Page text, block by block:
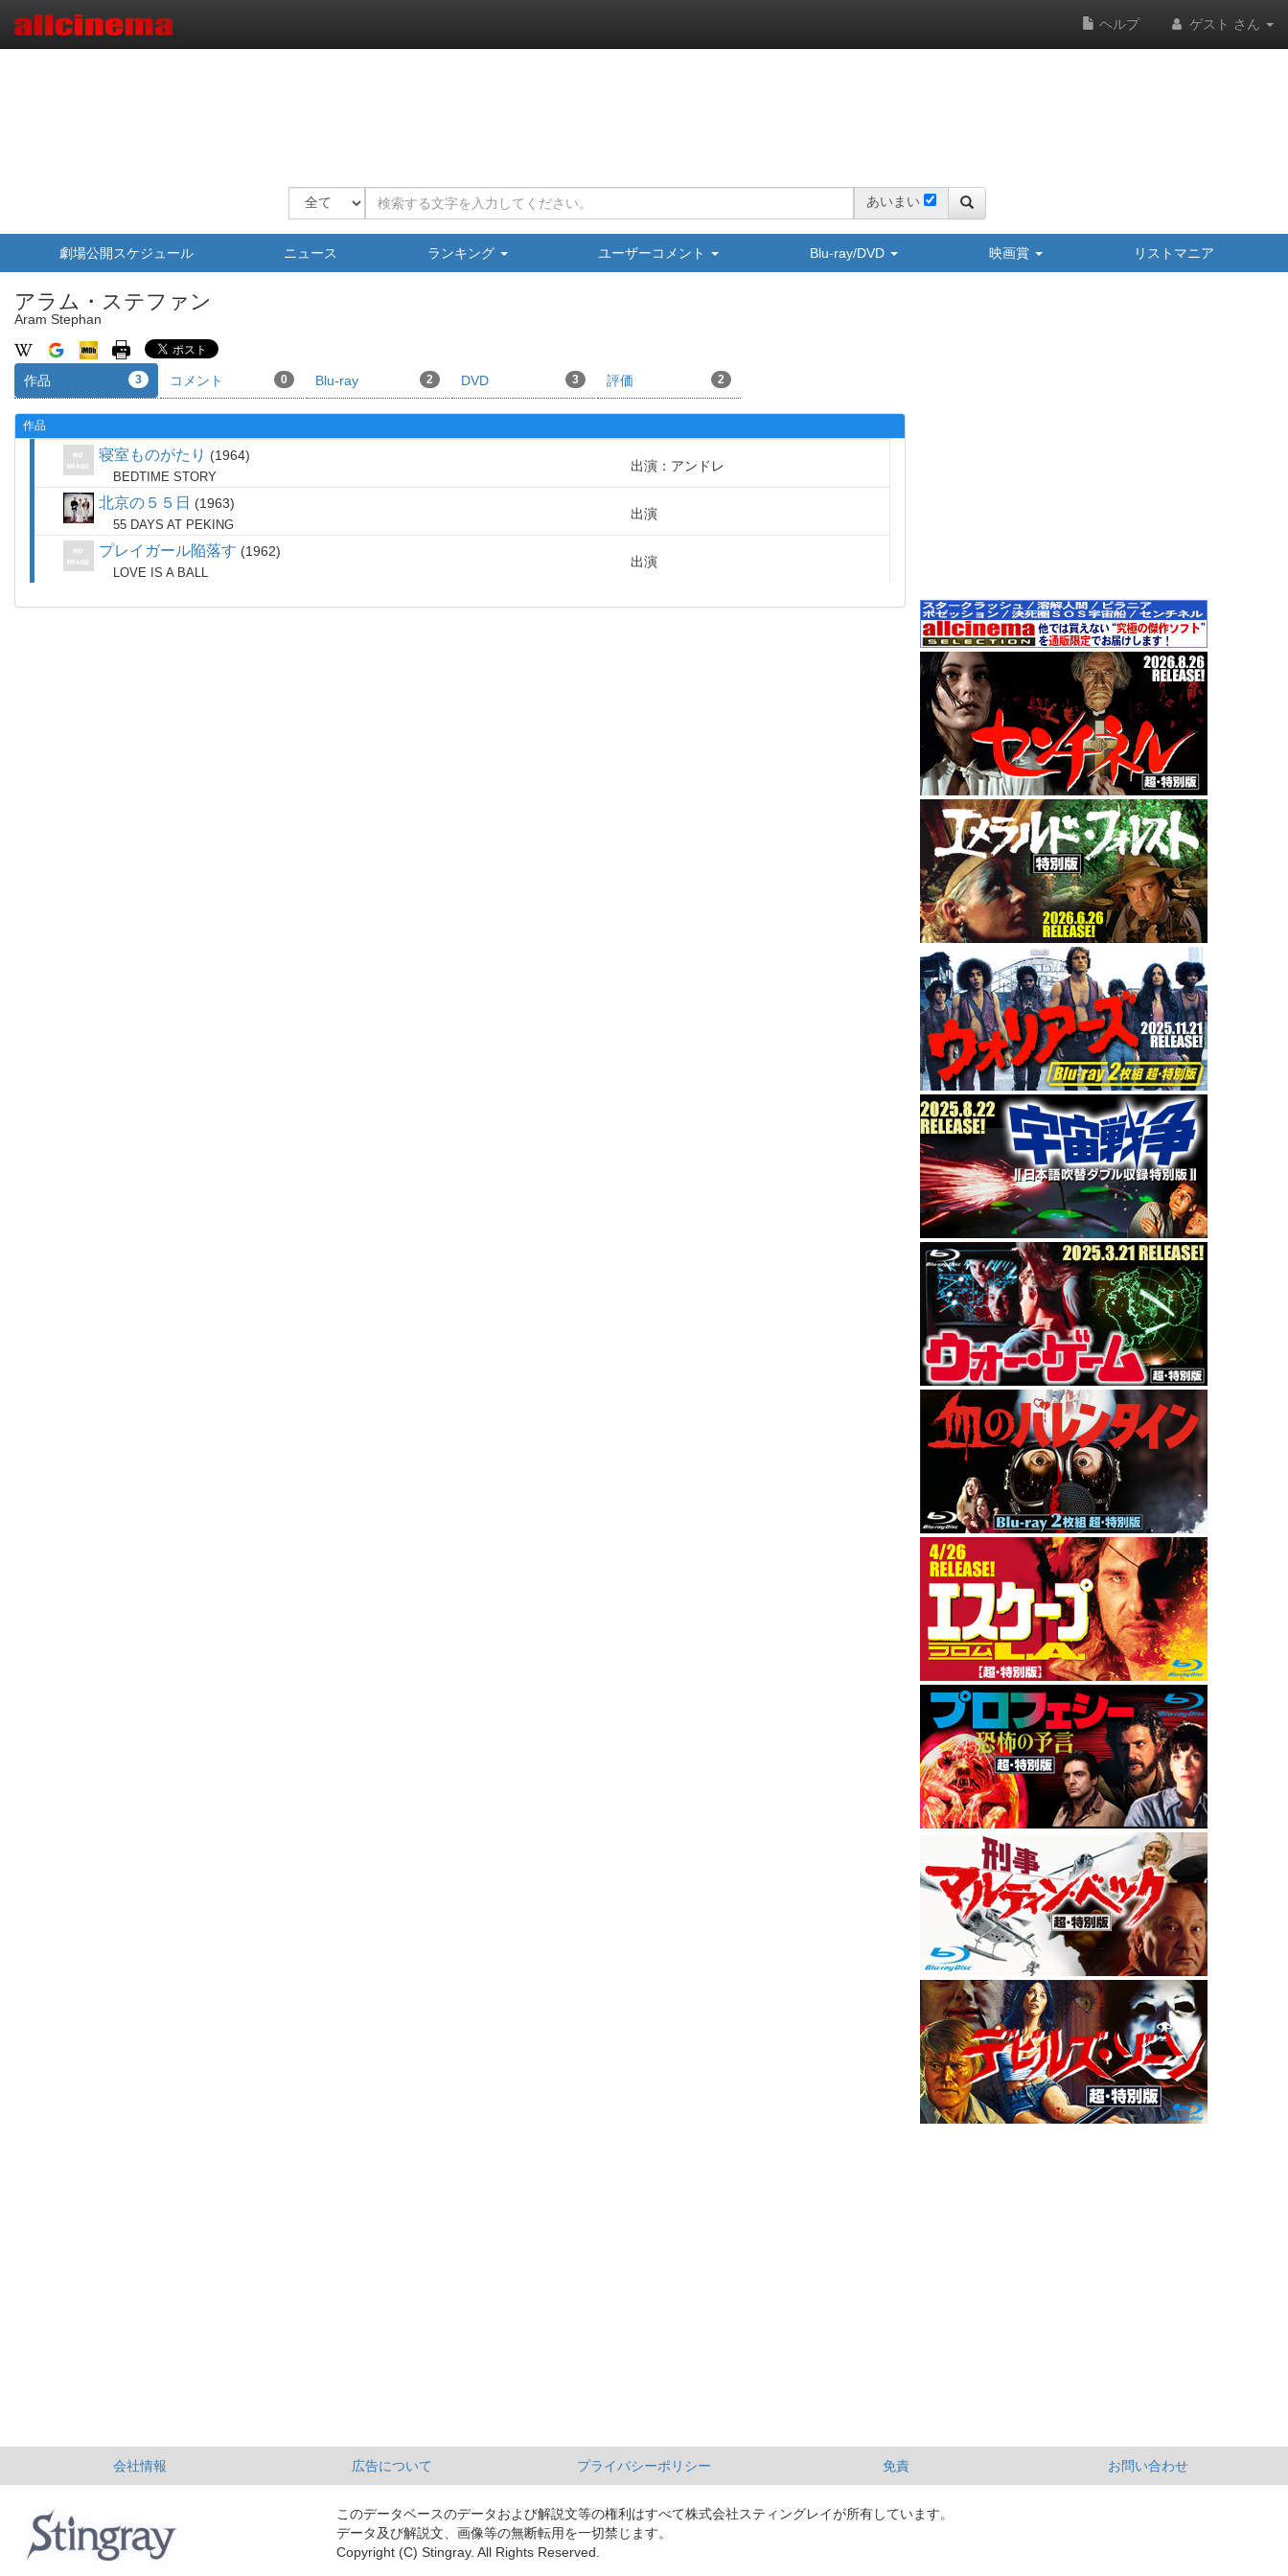
ヘルプ ゲスト さん
あいまい
劇場公開スケジュール ニュース ランキング ユーザーコメント Blu-ray/DVD 映画賞 リストマニア
アラム・ステファン
Aram Stephan
作品 3 コメント 0 Blu-ray 2 DVD 3 評価 2
作品
寝室ものがたり 1964
BEDTIME STORY
出演：アンドレ
北京の５５日 1963
55 DAYS AT PEKING
出演
プレイガール陥落す 1962
LOVE IS A BALL
出演
会社情報 広告について プライバシーポリシー 免責 お問い合わせ
このデータベースのデータおよび解説文等の権利はすべて株式会社スティングレイが所有しています。
データ及び解説文、画像等の無断転用を一切禁じます。
Copyright (C) Stingray. All Rights Reserved.